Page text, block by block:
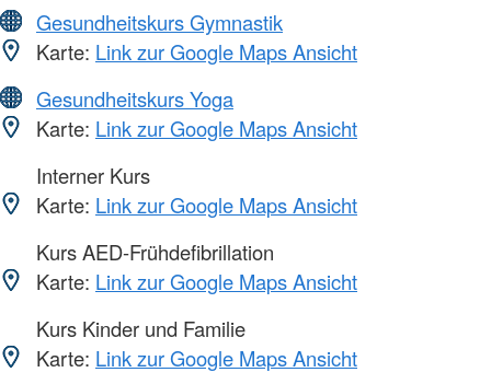
Gesundheitskurs Gymnastik
Karte: Link zur Google Maps Ansicht
Gesundheitskurs Yoga
Karte: Link zur Google Maps Ansicht
Interner Kurs
Karte: Link zur Google Maps Ansicht
Kurs AED-Frühdefibrillation
Karte: Link zur Google Maps Ansicht
Kurs Kinder und Familie
Karte: Link zur Google Maps Ansicht